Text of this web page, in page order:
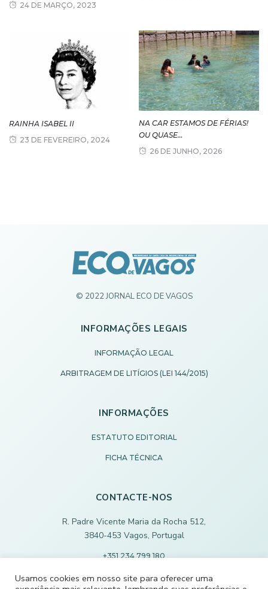
24 DE MARÇO, 2023
RAINHA ISABEL II
23 DE FEVEREIRO, 2024
NA CAR ESTAMOS DE FÉRIAS!
OU QUASE…
26 DE JUNHO, 2026
© 2022 JORNAL ECO DE VAGOS
INFORMAÇÕES LEGAIS
INFORMAÇÃO LEGAL
ARBITRAGEM DE LITÍGIOS (LEI 144/2015)
INFORMAÇÕES
ESTATUTO EDITORIAL
FICHA TÉCNICA
CONTACTE-NOS
R. Padre Vicente Maria da Rocha 512,
3840-453 Vagos, Portugal
+351 234 799 180
Usamos cookies em nosso site para oferecer uma